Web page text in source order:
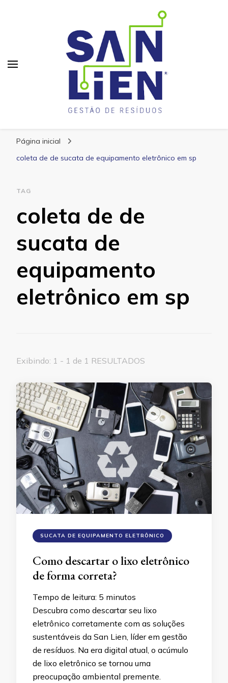
Página inicial
coleta de de sucata de equipamento eletrônico em sp
TAG
coleta de de
sucata de
equipamento
eletrônico em sp
Exibindo: 1 - 1 de 1 RESULTADOS
SUCATA DE EQUIPAMENTO ELETRÔNICO
Como descartar o lixo eletrônico
de forma correta?
Tempo de leitura: 5 minutos
Descubra como descartar seu lixo
eletrônico corretamente com as soluções
sustentáveis da San Lien, líder em gestão
de resíduos. Na era digital atual, o acúmulo
de lixo eletrônico se tornou uma
preocupação ambiental premente.